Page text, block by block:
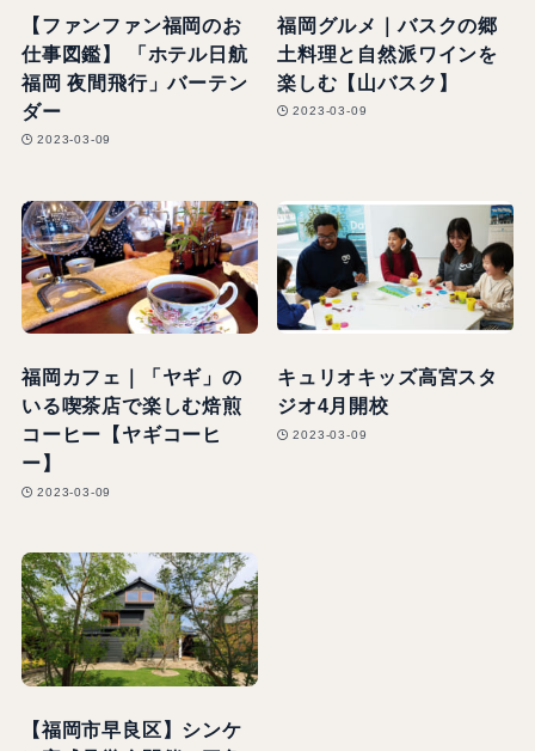
【ファンファン福岡のお
仕事図鑑】 「ホテル日航
福岡 夜間飛行」バーテン
ダー
2023-03-09
福岡グルメ｜バスクの郷
土料理と自然派ワインを
楽しむ【山バスク】
2023-03-09
福岡カフェ｜「ヤギ」の
いる喫茶店で楽しむ焙煎
コーヒー【ヤギコーヒ
ー】
2023-03-09
キュリオキッズ高宮スタ
ジオ4月開校
2023-03-09
【福岡市早良区】シンケ